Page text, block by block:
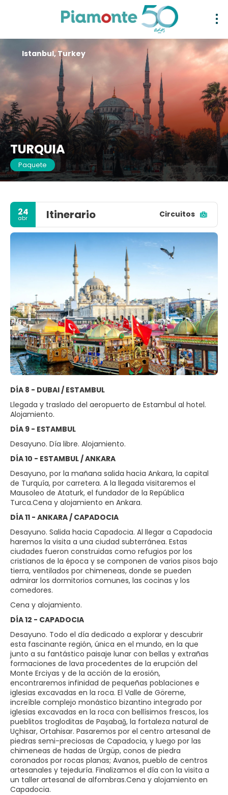
TURQUIA
Paquete
Istanbul, Turkey
24
abr Itinerario Circuitos
DÍA 8 - DUBAI / ESTAMBUL
Llegada y traslado del aeropuerto de Estambul al hotel.
Alojamiento.
DÍA 9 - ESTAMBUL
Desayuno. Día libre. Alojamiento.
DÍA 10 - ESTAMBUL / ANKARA
Desayuno, por la mañana salida hacia Ankara, la capital
de Turquía, por carretera. A la llegada visitaremos el
Mausoleo de Ataturk, el fundador de la República
Turca.Cena y alojamiento en Ankara.
DÍA 11 - ANKARA / CAPADOCIA
Desayuno. Salida hacia Capadocia. Al llegar a Capadocia
haremos la visita a una ciudad subterránea. Estas
ciudades fueron construidas como refugios por los
cristianos de la época y se componen de varios pisos bajo
tierra, ventilados por chimeneas, donde se pueden
admirar los dormitorios comunes, las cocinas y los
comedores.
Cena y alojamiento.
DÍA 12 - CAPADOCIA
Desayuno. Todo el día dedicado a explorar y descubrir
esta fascinante región, única en el mundo, en la que
junto a su fantástico paisaje lunar con bellas y extrañas
formaciones de lava procedentes de la erupción del
Monte Erciyas y de la acción de la erosión,
encontraremos infinidad de pequeñas poblaciones e
iglesias excavadas en la roca. El Valle de Göreme,
increíble complejo monástico bizantino integrado por
iglesias excavadas en la roca con bellísimos frescos, los
pueblitos trogloditas de Paşabağ, la fortaleza natural de
Uçhisar, Ortahisar. Pasaremos por el centro artesanal de
piedras semi-preciosas de Capadocia, y luego por las
chimeneas de hadas de Ürgüp, conos de piedra
coronados por rocas planas; Avanos, pueblo de centros
artesanales y tejeduría. Finalizamos el día con la visita a
un taller artesanal de alfombras.Cena y alojamiento en
Capadocia.